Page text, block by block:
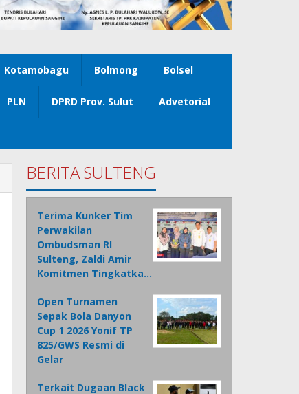
Kotamobagu Bolmong Bolsel
PLN DPRD Prov. Sulut Advetorial
BERITA SULTENG
Terima Kunker Tim
Perwakilan
Ombudsman RI
Sulteng, Zaldi Amir
Komitmen Tingkatka…
Open Turnamen
Sepak Bola Danyon
Cup 1 2026 Yonif TP
825/GWS Resmi di
Gelar
Terkait Dugaan Black